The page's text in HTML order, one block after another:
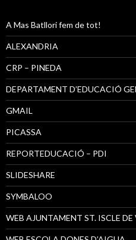
A Mas Batllori fem de tot!
ALEXANDRIA
CRP – PINEDA
DEPARTAMENT D’EDUCACIÓ
GMAIL
PICASSA
REPORTEDUCACIÓ – PDI
SLIDESHARE
SYMBALOO
WEB AJUNTAMENT ST. ISCLE DE